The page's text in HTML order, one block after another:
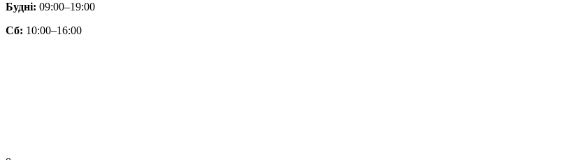
Будні: 09:00–19:00
Сб: 10:00–16:00